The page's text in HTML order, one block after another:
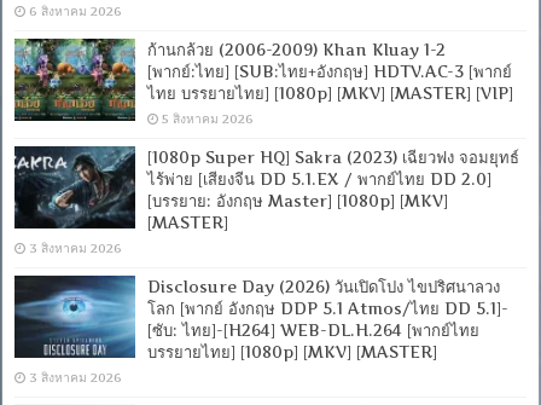
6 สิงหาคม 2026
ก้านกล้วย (2006-2009) Khan Kluay 1-2
[พากย์:ไทย] [SUB:ไทย+อังกฤษ] HDTV.AC-3 [พากย์
ไทย บรรยายไทย] [1080p] [MKV] [MASTER] [VIP]
5 สิงหาคม 2026
[1080p Super HQ] Sakra (2023) เฉียวฟง จอมยุทธ์
ไร้พ่าย [เสียงจีน DD 5.1.EX / พากย์ไทย DD 2.0]
[บรรยาย: อังกฤษ Master] [1080p] [MKV]
[MASTER]
3 สิงหาคม 2026
Disclosure Day (2026) วันเปิดโปง ไขปริศนาลวง
โลก [พากย์ อังกฤษ DDP 5.1 Atmos/ไทย DD 5.1]-
[ซับ: ไทย]-[H264] WEB-DL.H.264 [พากย์ไทย
บรรยายไทย] [1080p] [MKV] [MASTER]
3 สิงหาคม 2026